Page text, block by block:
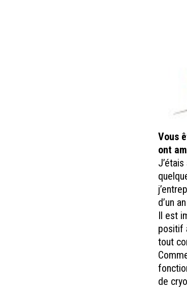
Vous
ont
d’un
Il est
positif
tout
de